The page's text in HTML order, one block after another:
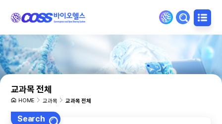
교과목 전체
HOME 교과목 교과목 전체
Search